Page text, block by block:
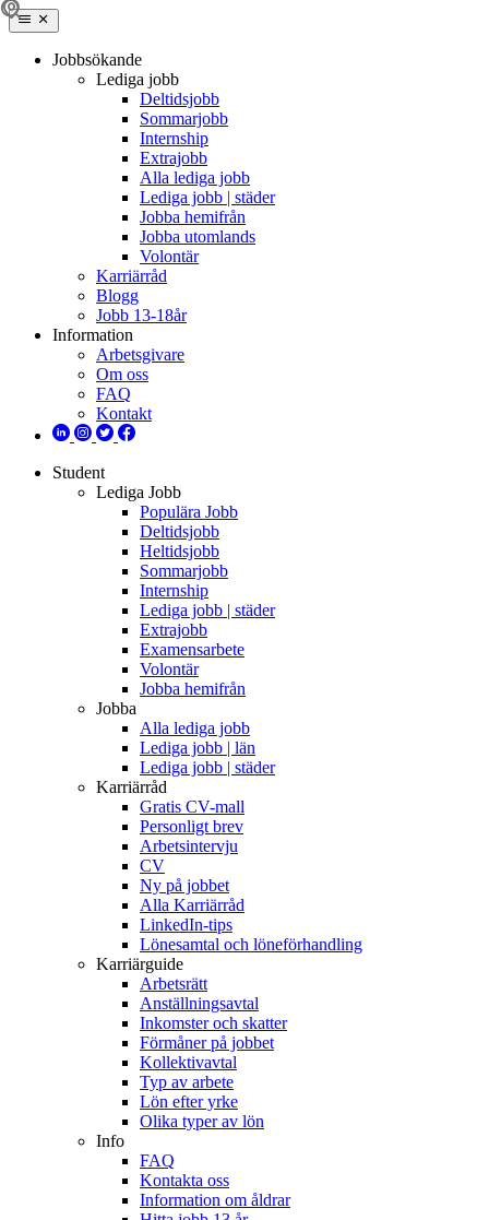
Jobbsökande
Lediga jobb
Deltidsjobb
Sommarjobb
Internship
Extrajobb
Alla lediga jobb
Lediga jobb | städer
Jobba hemifrån
Jobba utomlands
Volontär
Karriärråd
Blogg
Jobb 13-18år
Information
Arbetsgivare
Om oss
FAQ
Kontakt
Student
Lediga Jobb
Populära Jobb
Deltidsjobb
Heltidsjobb
Sommarjobb
Internship
Lediga jobb | städer
Extrajobb
Examensarbete
Volontär
Jobba hemifrån
Jobba
Alla lediga jobb
Lediga jobb | län
Lediga jobb | städer
Karriärråd
Gratis CV-mall
Personligt brev
Arbetsintervju
CV
Ny på jobbet
Alla Karriärråd
LinkedIn-tips
Lönesamtal och löneförhandling
Karriärguide
Arbetsrätt
Anställningsavtal
Inkomster och skatter
Förmåner på jobbet
Kollektivavtal
Typ av arbete
Lön efter yrke
Olika typer av lön
Info
FAQ
Kontakta oss
Information om åldrar